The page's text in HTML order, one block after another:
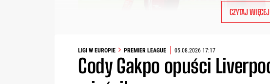
CZYTAJ WIĘCEJ
LIGI W EUROPIE PREMIER LEAGUE 05.08.2026 17:17
Cody Gakpo opuści